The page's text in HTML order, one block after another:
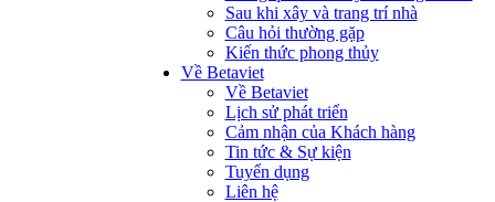
Sau khi xây và trang trí nhà
Câu hỏi thường gặp
Kiến thức phong thủy
Về Betaviet
Về Betaviet
Lịch sử phát triển
Cảm nhận của Khách hàng
Tin tức & Sự kiện
Tuyển dụng
Liên hệ